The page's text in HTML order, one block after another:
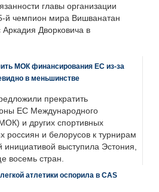
главы организации
й чемпион мира Вишванатан
Дворковича в
МОК финансирования ЕС из-за
в меньшинстве
прекратить
ЕС Международного
и других спортивных
россиян и белорусов к турнирам
инициативой выступила Эстония,
восемь стран.
атлетики оспорила в CAS